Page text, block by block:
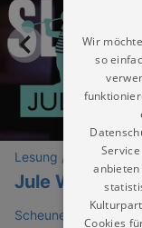
Lesung / Vortrag /
Jule Weber
Scheune Dresden
Wir
so
Cookies